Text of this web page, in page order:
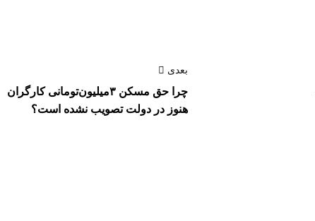
بعدی
چرا حق مسکن ۳میلیون‌تومانی کارگران
هنوز در دولت تصویب نشده است؟